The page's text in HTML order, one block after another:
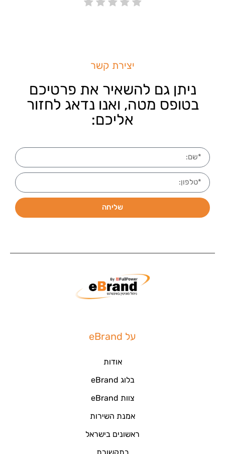
יצירת קשר
ניתן גם להשאיר את פרטיכם
בטופס מטה, ואנו נדאג לחזור
אליכם:
שליחה
על eBrand
אודות
בלוג eBrand
צוות eBrand
אמנת השירות
ראשונים בישראל